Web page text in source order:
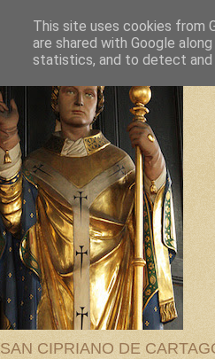
SAN CIPRIANO DE
This site uses cookies from
are shared with Google
statistics, and to detect and